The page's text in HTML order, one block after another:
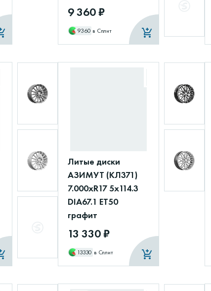
9 360 ₽
9360 в Сплит
Литые диски
АЗИМУТ (КЛ371)
7.000xR17 5x114.3
DIA67.1 ET50
графит
13 330 ₽
13330 в Сплит